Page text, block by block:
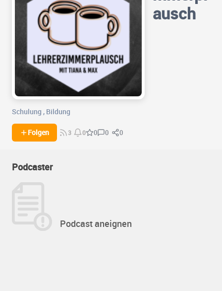
ausch
Schulung , Bildung
Folgen 3 0 0 0 0
Podcaster
Podcast aneignen